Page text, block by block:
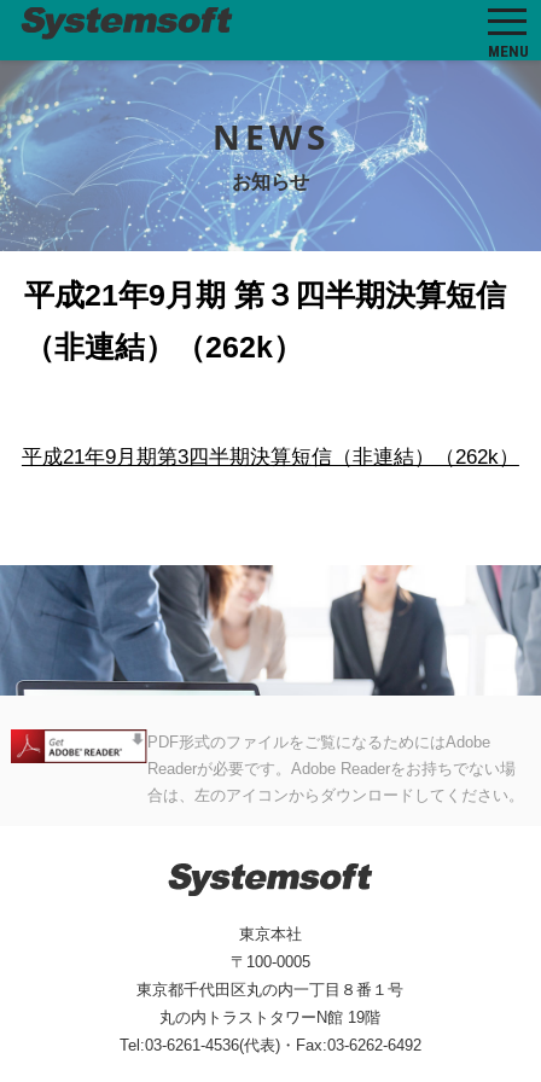
MENU
NEWS
お知らせ
平成21年9月期 第３四半期決算短信
（非連結）（262k）
平成21年9月期第3四半期決算短信（非連結）（262k）
PDF形式のファイルをご覧になるためにはAdobe
Readerが必要です。Adobe Readerをお持ちでない場
合は、左のアイコンからダウンロードしてください。
東京本社
〒100-0005
東京都千代田区丸の内一丁目８番１号
丸の内トラストタワーN館 19階
Tel:03-6261-4536(代表)・Fax:03-6262-6492